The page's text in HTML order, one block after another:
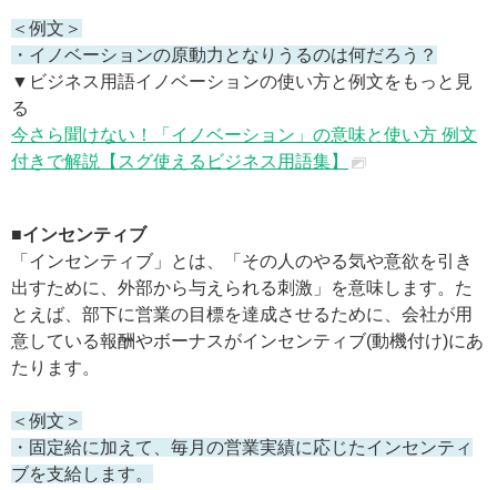
＜例文＞
・イノベーションの原動力となりうるのは何だろう？
▼ビジネス用語イノベーションの使い方と例文をもっと見
る
今さら聞けない！「イノベーション」の意味と使い方 例文
付きで解説【スグ使えるビジネス用語集】
■インセンティブ
「インセンティブ」とは、「その人のやる気や意欲を引き
出すために、外部から与えられる刺激」を意味します。た
とえば、部下に営業の目標を達成させるために、会社が用
意している報酬やボーナスがインセンティブ(動機付け)にあ
たります。
＜例文＞
・固定給に加えて、毎月の営業実績に応じたインセンティ
ブを支給します。